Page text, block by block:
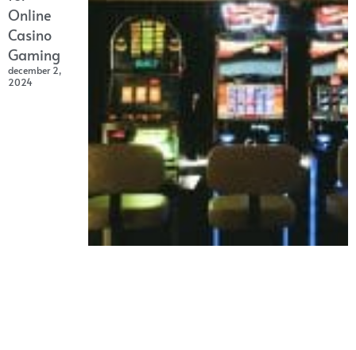
Online
Casino
Gaming
december 2,
2024